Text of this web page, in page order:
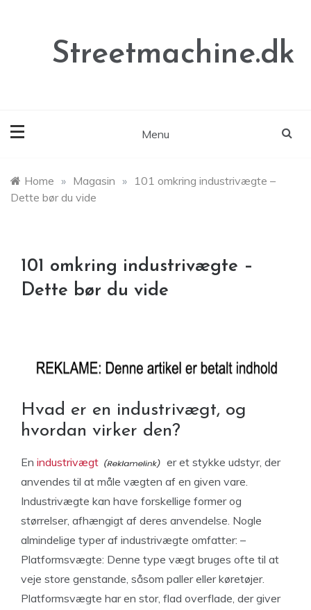
Streetmachine.dk
Menu
Home » Magasin » 101 omkring industrivægte –
Dette bør du vide
101 omkring industrivægte –
Dette bør du vide
Hvad er en industrivægt, og
hvordan virker den?
En industrivægt
er et stykke udstyr, der
anvendes til at måle vægten af ​​en given vare.
Industrivægte kan have forskellige former og
størrelser, afhængigt af deres anvendelse. Nogle
almindelige typer af industrivægte omfatter: –
Platformsvægte: Denne type vægt bruges ofte til at
veje store genstande, såsom paller eller køretøjer.
Platformsvægte har en stor, flad overflade, der giver